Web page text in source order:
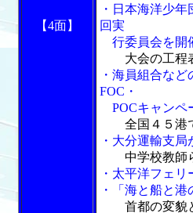
【4面】
・日本海洋少
回実
行委員会を開
大会の工程
・海員組合な
FOC・
POCキャンペ
全国４５港
・大分運輸支
中学校教師
・太平洋フェ
・「海と船と
首都の変